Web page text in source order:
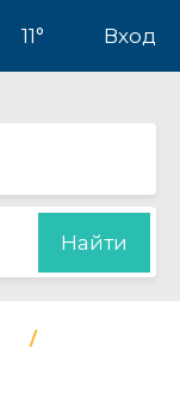
11° Вход
Найти